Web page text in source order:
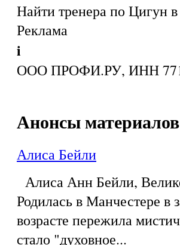
Найти тренера по Цигун
Реклама
i
ООО ПРОФИ.РУ, ИНН
Анонсы материалов
Алиса Бейли
Алиса Анн Бейли,
Родилась в Манчестере в
возрасте пережила
стало "духовное...